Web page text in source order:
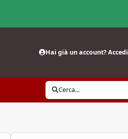
Hai già un account? Accedi
Cerca...